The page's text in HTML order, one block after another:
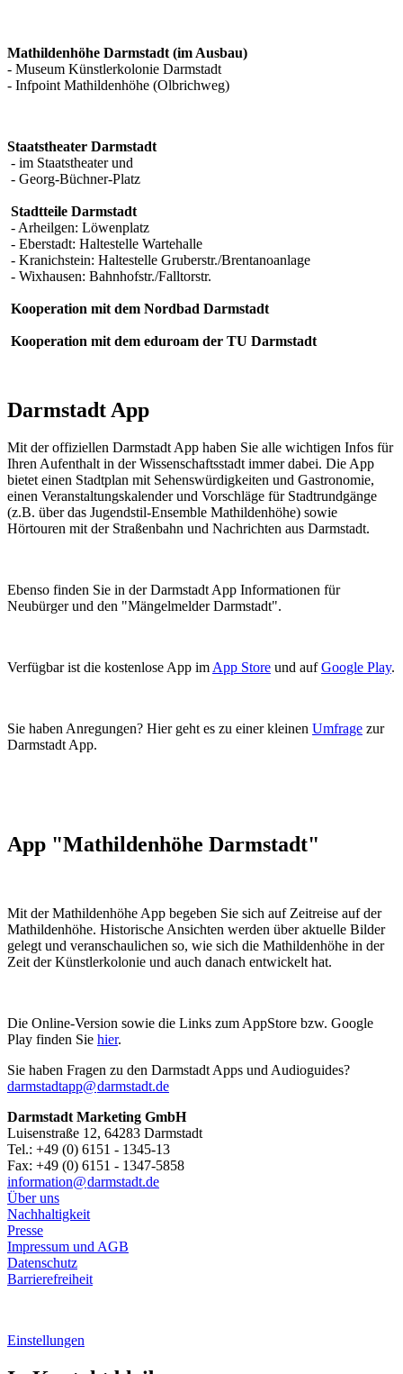
Mathildenhöhe Darmstadt (im Ausbau)
- Museum Künstlerkolonie Darmstadt
- Infpoint Mathildenhöhe (Olbrichweg)
Staatstheater Darmstadt
- im Staatstheater und
- Georg-Büchner-Platz
Stadtteile Darmstadt
- Arheilgen: Löwenplatz
- Eberstadt: Haltestelle Wartehalle
- Kranichstein: Haltestelle Gruberstr./Brentanoanlage
- Wixhausen: Bahnhofstr./Falltorstr.
Kooperation mit dem Nordbad Darmstadt
Kooperation mit dem eduroam der TU Darmstadt
Darmstadt App
Mit der offiziellen Darmstadt App haben Sie alle wichtigen Infos für
Ihren Aufenthalt in der Wissenschaftsstadt immer dabei. Die App
bietet einen Stadtplan mit Sehenswürdigkeiten und Gastronomie,
einen Veranstaltungskalender und Vorschläge für Stadtrundgänge
(z.B. über das Jugendstil-Ensemble Mathildenhöhe) sowie
Hörtouren mit der Straßenbahn und Nachrichten aus Darmstadt.
Ebenso finden Sie in der Darmstadt App Informationen für
Neubürger und den "Mängelmelder Darmstadt".
Verfügbar ist die kostenlose App imApp Store und aufGoogle Play.
Sie haben Anregungen? Hier geht es zu einer kleinen Umfrage zur
Darmstadt App.
App "Mathildenhöhe Darmstadt"
Mit der Mathildenhöhe App begeben Sie sich auf Zeitreise auf der
Mathildenhöhe. Historische Ansichten werden über aktuelle Bilder
gelegt und veranschaulichen so, wie sich die Mathildenhöhe in der
Zeit der Künstlerkolonie und auch danach entwickelt hat.
Die Online-Version sowie die Links zum AppStore bzw. Google
Play finden Sie hier.
Sie haben Fragen zu den Darmstadt Apps und Audioguides?
darmstadtapp@darmstadt.de
Darmstadt Marketing GmbH
Luisenstraße 12, 64283 Darmstadt
Tel.: +49 (0) 6151 - 1345-13
Fax: +49 (0) 6151 - 1347-5858
information@darmstadt.de
Über uns
Nachhaltigkeit
Presse
Impressum und AGB
Datenschutz
Barrierefreiheit
Einstellungen